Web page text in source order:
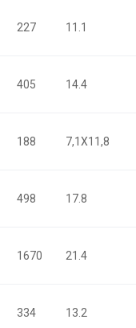
227 11.1
405 14.4
188 7,1X11,8
498 17.8
1670 21.4
334 13.2